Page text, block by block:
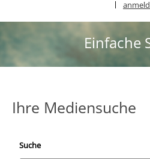
Einfache
Ihre Mediensuche
Suche